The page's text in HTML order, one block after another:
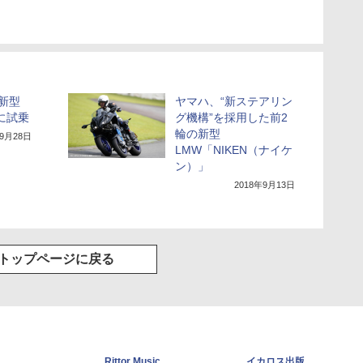
型
試乗
月28日
ヤマハ、“新ステアリン
グ機構”を採用した前2
輪の新型
LMW「NIKEN（ナイケ
ン）」
2018年9月13日
ップページに戻る